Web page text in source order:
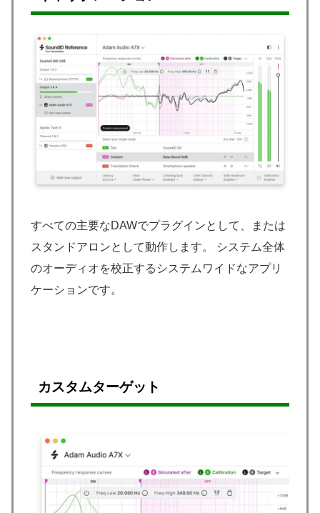
すべての主要なDAWでプラグインとして、または
スタンドアロンとして動作します。 システム全体
のオーディオを校正するシステムワイドなアプリ
ケーションです。
カスタムターゲット